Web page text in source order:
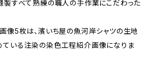
製すべて熟練の職人の手作業にこだわった
像5枚は、濱いち屋の魚河岸シャツの生地
いる注染の染色工程紹介画像になりま